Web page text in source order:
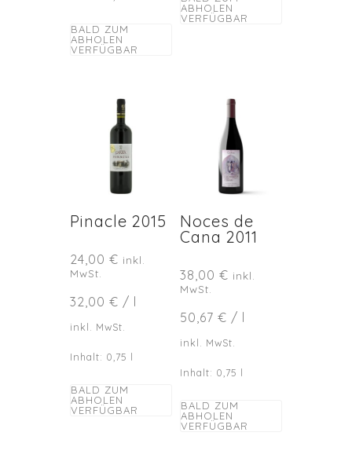
BALD ZUM
ABHOLEN
VERFÜGBAR
ABHOLEN
VERFÜGBAR
Pinacle 2015
24,00 € inkl.
MwSt.
32,00 € / l
inkl. MwSt.
Inhalt: 0,75 l
BALD ZUM
ABHOLEN
VERFÜGBAR
Noces de
Cana 2011
38,00€ inkl.
MwSt.
50,67€ / l
inkl. MwSt.
Inhalt: 0,75 l
BALD ZUM
ABHOLEN
VERFÜGBAR